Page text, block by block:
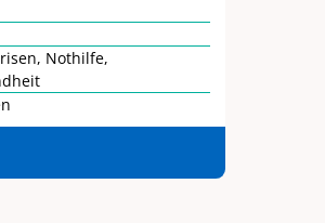
, Nothilfe,